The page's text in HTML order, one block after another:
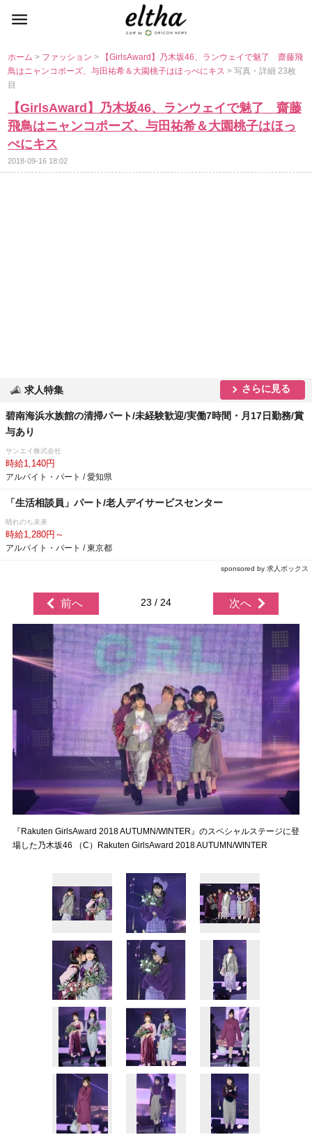
ホーム> ファッション>
【GirlsAward】乃木坂46、ランウェイで魅了 齋藤飛
鳥はニャンコポーズ、与田祐希＆大園桃子はほっぺにキス> 写真・詳細 23枚
目
【GirlsAward】乃木坂46、ランウェイで魅了 齋藤
飛鳥はニャンコポーズ、与田祐希＆大園桃子はほっ
ぺにキス
2018-09-16 18:02
求人特集 さらに見る
碧南海浜水族館の清掃パート/未経験歓迎/実働7時間・月17日勤務/賞
与あり
サンエイ株式会社
時給1,140円
アルバイト・パート / 愛知県
「生活相談員」パート/老人デイサービスセンター
晴れのち未来
時給1,280円～
アルバイト・パート / 東京都
sponsored by 求人ボックス
前へ 23 / 24 次へ
『Rakuten GirlsAward 2018 AUTUMN/WINTER』のスペシャルステージに登
場した乃木坂46 （C）Rakuten GirlsAward 2018 AUTUMN/WINTER